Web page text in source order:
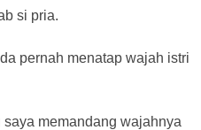
si pria.
pernah menatap wajah istri
memandang wajahnya